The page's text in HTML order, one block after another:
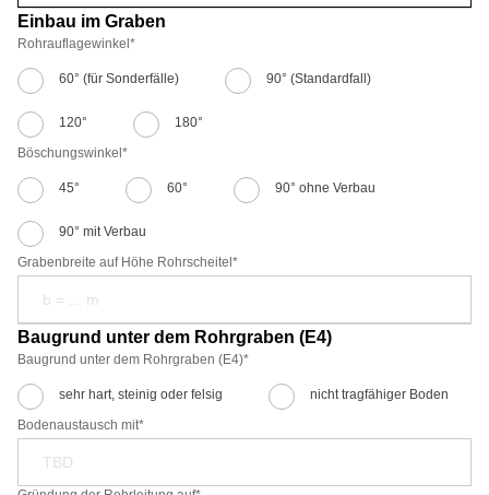
Einbau im Graben
Rohrauflagewinkel *
60° (für Sonderfälle) 90° (Standardfall)
120°
180°
Böschungswinkel *
45° 60° 90° ohne Verbau
90° mit Verbau
Grabenbreite auf Höhe Rohrscheitel*
Baugrund unter dem Rohrgraben (E4)
Baugrund unter dem Rohrgraben (E4)*
sehr hart, steinig oder felsig
nicht tragfähiger Boden
Bodenaustausch mit*